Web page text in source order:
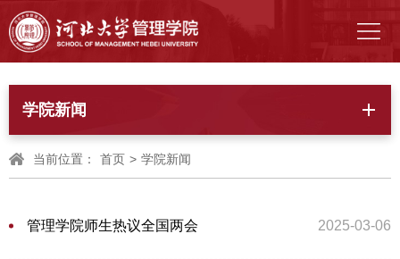
学院新闻
当前位置： 首页 > 学院新闻
2025-03-06
管理学院师生热议全国两会